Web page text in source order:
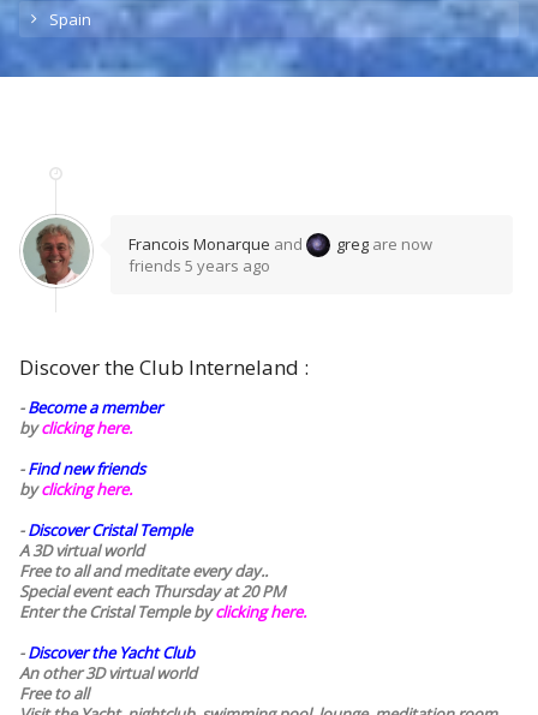
Spain
Francois Monarque and greg are now
friends 5 years ago
Discover the Club Interneland :
-Become a member
byclicking here.
-Find new friends
byclicking here.
-Discover Cristal Temple
A 3D virtual world
Free to all and meditate every day..
Special event each Thursday at 20 PM
Enter the Cristal Temple byclicking here.
-Discover the Yacht Club
An other 3D virtual world
Free to all